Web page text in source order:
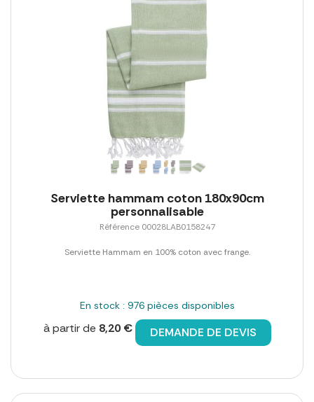
Serviette hammam coton 180x90cm
personnalisable
Référence 00028LAB0158247
Serviette Hammam en 100% coton avec frange.
En stock : 976 pièces disponibles
à partir de 8,20 € DEMANDE DE DEVIS